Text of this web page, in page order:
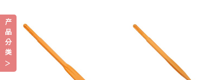
产
品
分
类